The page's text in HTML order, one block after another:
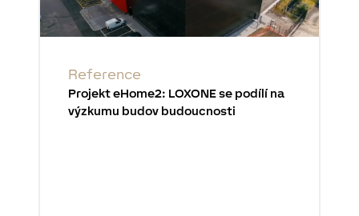
Reference
Projekt eHome2: LOXONE se podílí na
výzkumu budov budoucnosti